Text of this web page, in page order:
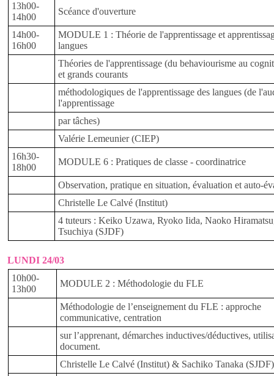
13h00-
14h00
Scéance d'ouverture
14h00-
16h00
MODULE 1 : Théorie de l'apprentissage et
langues
Théories de l'apprentissage (du behaviourisme au
et grands courants
méthodologiques de l'apprentissage des langues (de
l'apprentissage
par tâches)
Valérie Lemeunier (CIEP)
16h30-
18h00
MODULE 6 : Pratiques de classe - coordinatrice
Observation, pratique en situation, évaluation et auto-
Christelle Le Calvé (Institut)
4 tuteurs : Keiko Uzawa, Ryoko Iida, Naoko
Tsuchiya (SJDF)
LUNDI 24/03
10h00-
13h00
MODULE 2 : Méthodologie du FLE
Méthodologie de l’enseignement du FLE : approche
communicative, centration
sur l’apprenant, démarches inductives/déductives,
document.
Christelle Le Calvé (Institut) & Sachiko Tanaka (SJDF)